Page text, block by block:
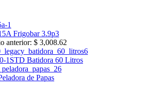
Frigobar 3.9p3
anterior: $ 3,008.62
1STD Batidora 60 Litros
de Papas